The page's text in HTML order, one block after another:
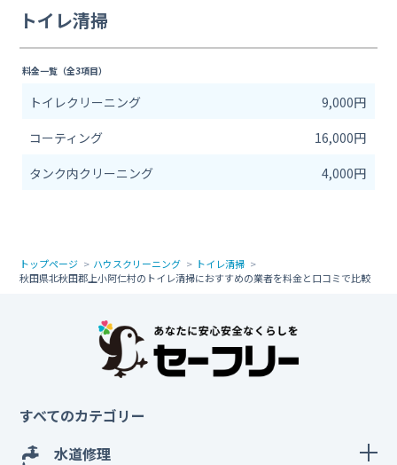
トイレ清掃
料金一覧（全3項目）
トイレクリーニング
9,000円
コーティング
16,000円
タンク内クリーニング
4,000円
トップページ ハウスクリーニング
トイレ清掃
秋田県北秋田郡上小阿仁村のトイレ清掃におすすめの業者を料金と口コミで比較
すべてのカテゴリー
水道修理